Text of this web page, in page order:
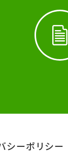
シーポリシー